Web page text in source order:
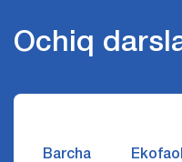
Ochiq
Barcha